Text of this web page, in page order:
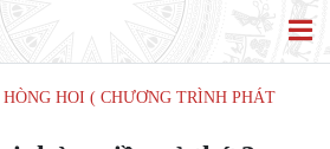
HOI ( CHƯƠNG TRÌNH PHÁT